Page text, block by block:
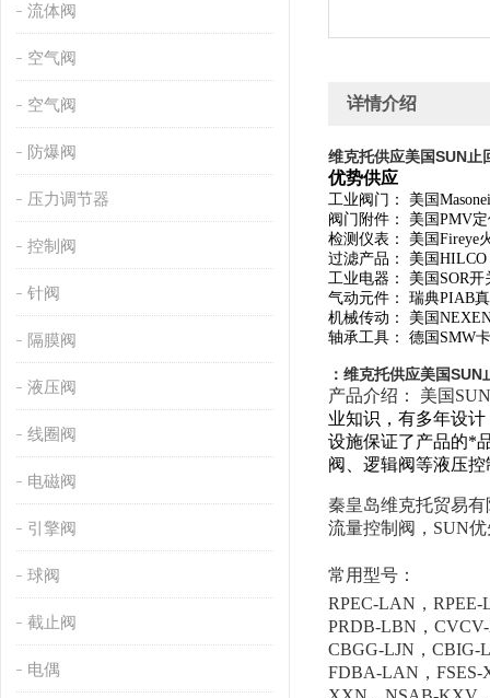
流体阀
空气阀
空气阀
防爆阀
压力调节器
控制阀
针阀
隔膜阀
液压阀
线圈阀
电磁阀
引擎阀
球阀
截止阀
电偶
详情介绍
维克托供应美国SUN止
优势供应
工业阀门： 美国
阀门附件： 美国PMV
检测仪表： 美国Fireye
过滤产品： 美国HILCO
工业电器： 美国SOR
气动元件： 瑞典PIAB
机械传动： 美国
轴承工具： 德国SMW
： 维克托供应美国SUN
产品介绍： 美国 SUN
业知识，有多年设
设施保证了产品的*
阀、逻辑阀等液压
秦皇岛维克托贸易
流量控制阀，SUN
常用型号：
RPEC-LAN，
PRDB-LBN，
CBGG-LJN，
FDBA-LAN，